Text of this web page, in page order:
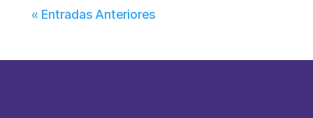
« Entradas Anteriores